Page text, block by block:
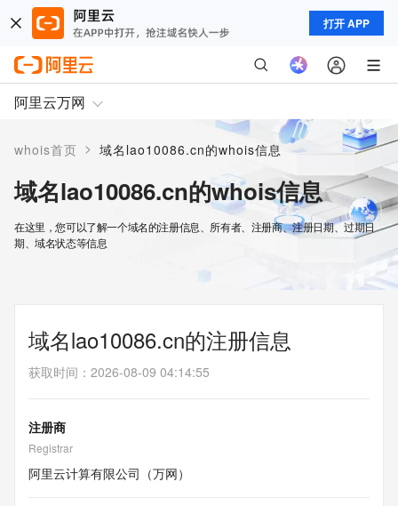
打开 APP
阿里云万网
whois首页 > 域名lao10086.cn的whois信息
域名lao10086.cn的whois信息
在这里，您可以了解一个域名的注册信息、所有者、注册商、注册日期、过期日
期、域名状态等信息
域名lao10086.cn的注册信息
获取时间 ： 2026-08-09 04:14:55
注册商
Registrar
阿里云计算有限公司（万网）